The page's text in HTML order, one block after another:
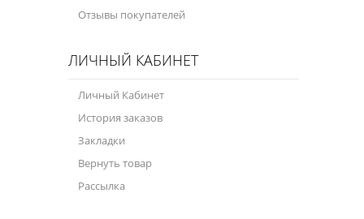
Отзывы покупателей
ЛИЧНЫЙ КАБИНЕТ
Личный Кабинет
История заказов
Закладки
Вернуть товар
Рассылка